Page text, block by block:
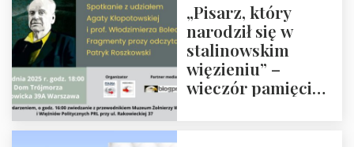
„Pisarz, który
narodził się w
stalinowskim
więzieniu” –
wieczór pamięci